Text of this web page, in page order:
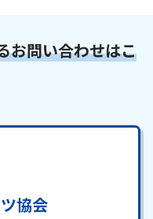
お問い合わせはこ
協会